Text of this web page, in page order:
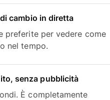
cambio in diretta
preferite per vedere come
nel tempo.
senza pubblicità
È completamente